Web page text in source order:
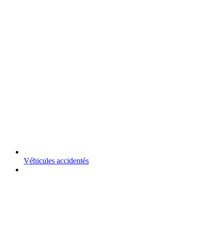
Véhicules accidentés